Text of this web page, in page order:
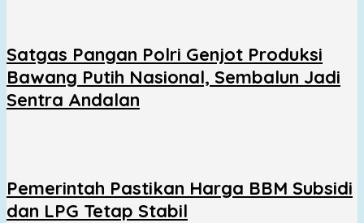
Satgas Pangan Polri Genjot Produksi
Bawang Putih Nasional, Sembalun Jadi
Sentra Andalan
Pemerintah Pastikan Harga BBM Subsidi
dan LPG Tetap Stabil